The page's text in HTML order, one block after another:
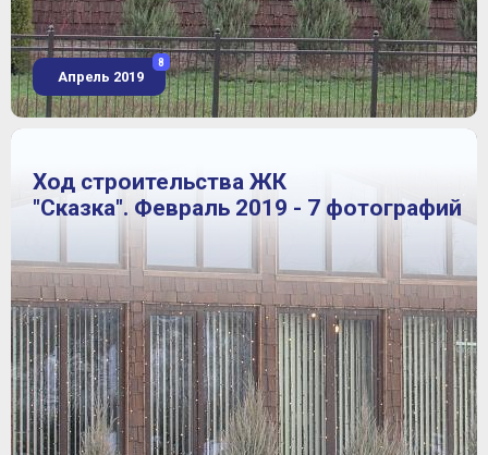
Апрель 2019
8
Ход строительства ЖК
"Сказка". Февраль 2019 - 7 фотографий